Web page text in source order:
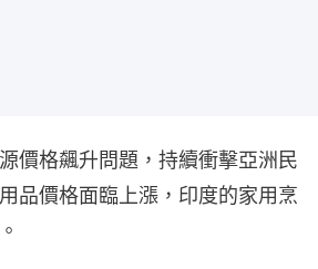
價格飆升問題，持續衝擊亞洲民
品價格面臨上漲，印度的家用烹